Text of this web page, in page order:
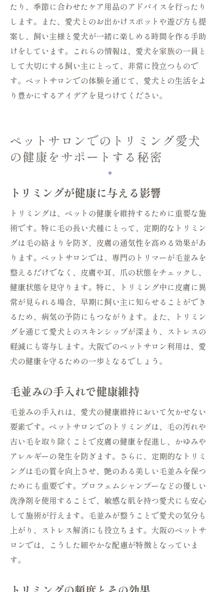
たり、季節に合わせたケア用品のアドバイスを行ったり
します。また、愛犬とのお出かけスポットや遊び方も提
案し、飼い主様と愛犬が一緒に楽しめる時間を作る手助
けをしています。これらの情報は、愛犬を家族の一員と
して大切にする飼い主にとって、非常に役立つもので
す。ペットサロンでの体験を通じて、愛犬との生活をよ
り豊かにするアイデアを見つけてください。
ペットサロンでのトリミング愛犬
の健康をサポートする秘密
トリミングが健康に与える影響
トリミングは、ペットの健康を維持するために重要な施
術です。特に毛の長い犬種にとって、定期的なトリミン
グは毛の絡まりを防ぎ、皮膚の通気性を高める効果があ
ります。ペットサロンでは、専門のトリマーが毛並みを
整えるだけでなく、皮膚や耳、爪の状態をチェックし、
健康状態を見守ります。特に、トリミング中に皮膚に異
常が見られる場合、早期に飼い主に知らせることができ
るため、病気の予防にもつながります。また、トリミン
グを通じて愛犬とのスキンシップが深まり、ストレスの
軽減にも寄与します。大阪でのペットサロン利用は、愛
犬の健康を守るための一歩となるでしょう。
毛並みの手入れで健康維持
毛並みの手入れは、愛犬の健康維持において欠かせない
要素です。ペットサロンでのトリミングは、毛の汚れや
古い毛を取り除くことで皮膚の健康を促進し、かゆみや
アレルギーの発生を防ぎます。さらに、定期的なトリミ
ングは毛の質を向上させ、艶のある美しい毛並みを保つ
ためにも重要です。プロフェムシャンプーなどの優しい
洗浄剤を使用することで、敏感な肌を持つ愛犬にも安心
して施術が行えます。毛並みが整うことで愛犬の気分も
上がり、ストレス解消にも役立ちます。大阪のペットサ
ロンでは、こうした細やかな配慮が特徴となっていま
す。